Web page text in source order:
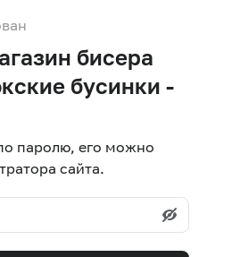
бисера
бусинки -
паролю, его можно
сайта.